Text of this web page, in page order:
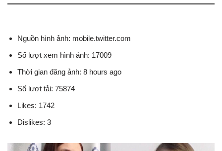
Nguồn hình ảnh: mobile.twitter.com
Số lượt xem hình ảnh: 17009
Thời gian đăng ảnh: 8 hours ago
Số lượt tải: 75874
Likes: 1742
Dislikes: 3